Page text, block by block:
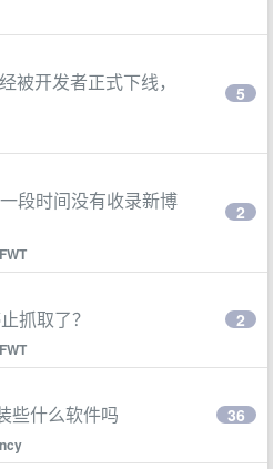
被开发者正式下线，
5
段时间没有收录新博
2
抓取了？ 2
些什么软件吗 36